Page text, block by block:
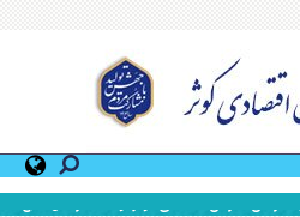
سازمان اقتصادی کوثر توسط اداره کل منابع